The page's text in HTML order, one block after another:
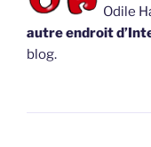
Odile
autre endroit
blog.